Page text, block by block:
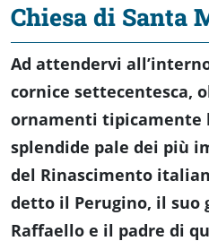
Chiesa di Santa
Ad attendervi
cornice settecentesca,
ornamenti tipicamente
splendide pale dei più
del Rinascimento
detto il Perugino, il suo
Raffaello e il padre di